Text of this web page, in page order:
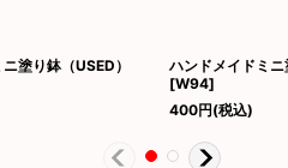
塗り鉢（USED）
ハンドメイドミニ
[W94]
400円(税込)